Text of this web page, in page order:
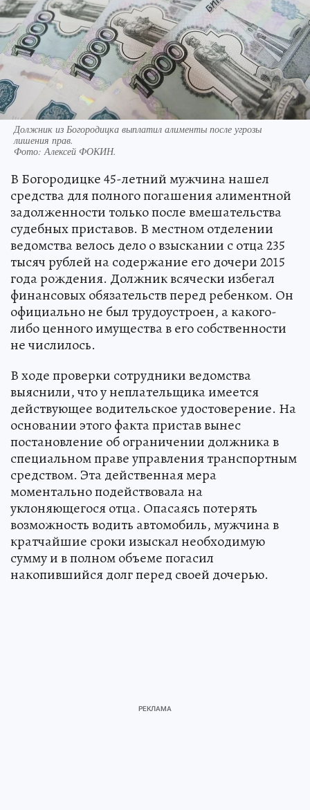
Должник из Богородицка выплатил алименты после угрозы
лишения прав.
Фото: Алексей ФОКИН.
В Богородицке 45-летний мужчина нашел
средства для полного погашения алиментной
задолженности только после вмешательства
судебных приставов. В местном отделении
ведомства велось дело о взыскании с отца 235
тысяч рублей на содержание его дочери 2015
года рождения. Должник всячески избегал
финансовых обязательств перед ребенком. Он
официально не был трудоустроен, а какого-
либо ценного имущества в его собственности
не числилось.
В ходе проверки сотрудники ведомства
выяснили, что у неплательщика имеется
действующее водительское удостоверение. На
основании этого факта пристав вынес
постановление об ограничении должника в
специальном праве управления транспортным
средством. Эта действенная мера
моментально подействовала на
уклоняющегося отца. Опасаясь потерять
возможность водить автомобиль, мужчина в
кратчайшие сроки изыскал необходимую
сумму и в полном объеме погасил
накопившийся долг перед своей дочерью.